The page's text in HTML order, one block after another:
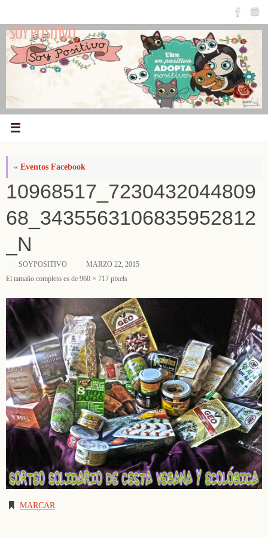
contenido
SOY POSITIVO
« Eventos Facebook
10968517_7230432044809
68_3435563106835952812
_N
SOYPOSITIVO
MARZO 22, 2015
El tamaño completo es de 960 × 717 pixels
MARCAR